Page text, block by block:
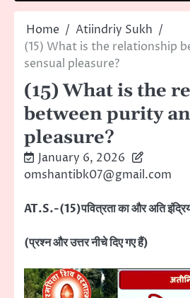
Home
Atiindriy Sukh
(15) What is the relationship
sensual pleasure?
(15) What is the
between purity
pleasure?
January 6, 2026
omshantibk07@gmail.com
AT.S.-(15)पवित्रता का और अति
(प्रश्न और उत्तर नीचे दिए गए हैं)